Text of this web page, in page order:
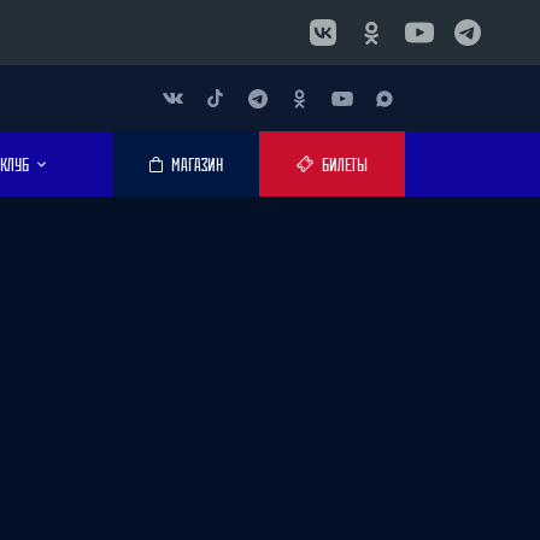
КЛУБ МАГАЗИН БИЛЕТЫ